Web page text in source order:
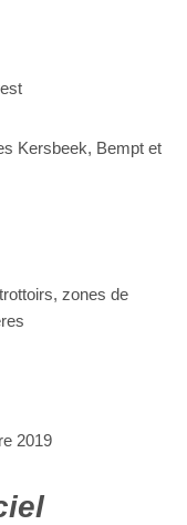
Kersbeek, Bempt et
zones de
2019